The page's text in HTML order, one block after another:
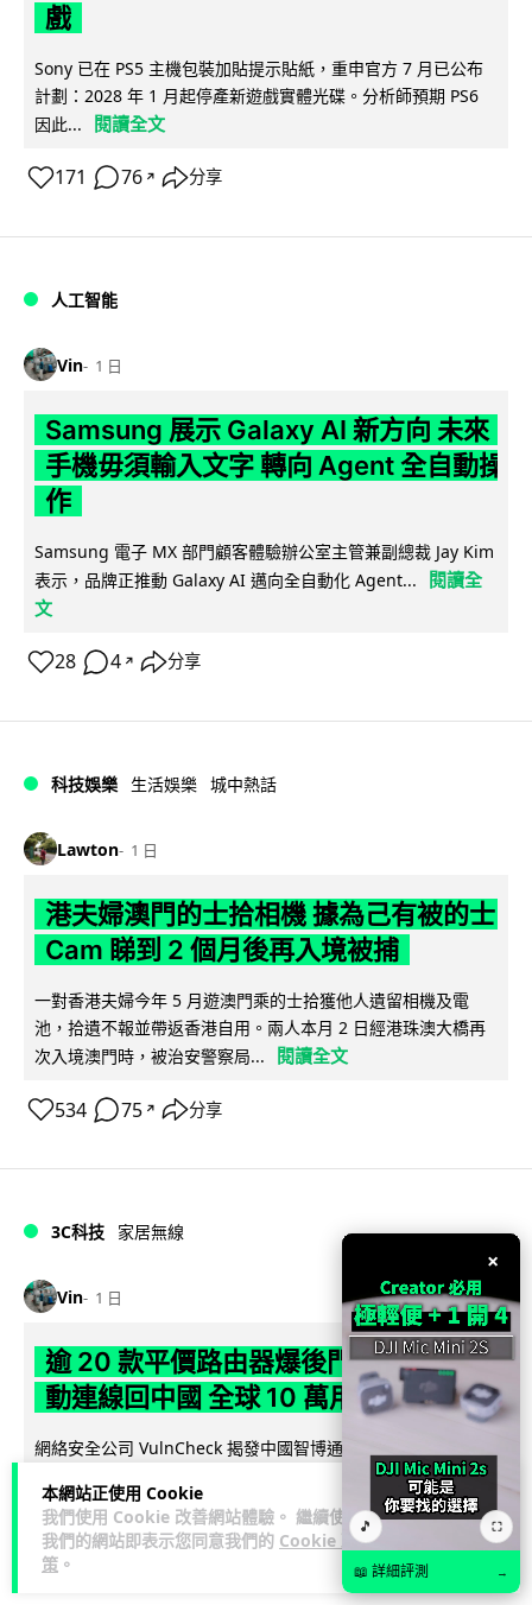
本網站正使用 Cookie
我們使用 Cookie 改善網站體驗。 繼續使用
我們的網站即表示您同意我們的 Cookie 政
策 。
戲
Sony 已在 PS5 主機包裝加貼提示貼紙，重申官方 7 月已公布
計劃：2028 年 1 月起停產新遊戲實體光碟。分析師預期 PS6
因此...
閱讀全文
171 76 ↗ 分享
人工智能
Vin 1 日
Samsung 展示 Galaxy AI 新方向 未來
手機毋須輸入文字 轉向 Agent 全自動操
作
Samsung 電子 MX 部門顧客體驗辦公室主管兼副總裁 Jay Kim
表示，品牌正推動 Galaxy AI 邁向全自動化 Agent...
閱讀全
文
28 4 ↗ 分享
科技娛樂 生活娛樂 城中熱話
Lawton 1 日
港夫婦澳門的士拾相機 據為己有被的士
Cam 睇到 2 個月後再入境被捕
一對香港夫婦今年 5 月遊澳門乘的士拾獲他人遺留相機及電
池，拾遺不報並帶返香港自用。兩人本月 2 日經港珠澳大橋再
次入境澳門時，被治安警察局...
閱讀全文
534 75 ↗ 分享
3C科技 家居無線
Vin 1 日
逾 20 款平價路由器爆後門 每 35 秒自
動連線回中國 全球 10 萬用家私隱堪憂
網絡安全公司 VulnCheck 揭發中國智博通電子（Zbtlink）生產
的 20 多款路由器內置後門程式「Endlessdoors」（無盡... 閱
讀全文
965
×
🎵 ⛶
📖 詳細評測 →